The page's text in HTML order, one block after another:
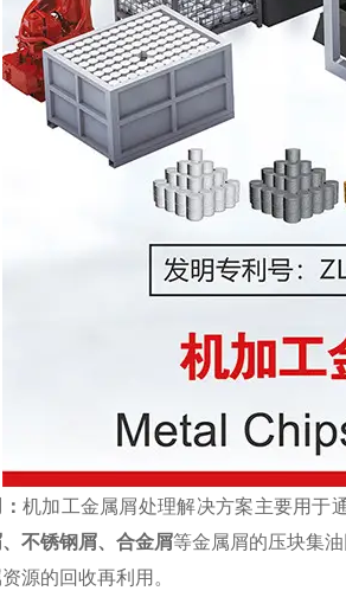
机加工金属屑处理解决方案主要用于
不锈钢屑、合金屑等金属屑的压块集
源的回收再利用。